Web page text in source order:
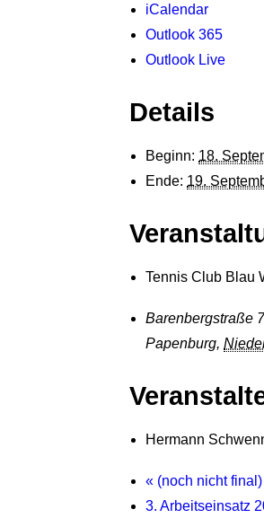
iCalendar
Outlook 365
Outlook Live
Details
Beginn: 18.
Ende: 19.
Tennis Club Blau
Barenbergstraße
Papenburg,
Hermann
« (noch nicht
3. Arbeitseinsatz